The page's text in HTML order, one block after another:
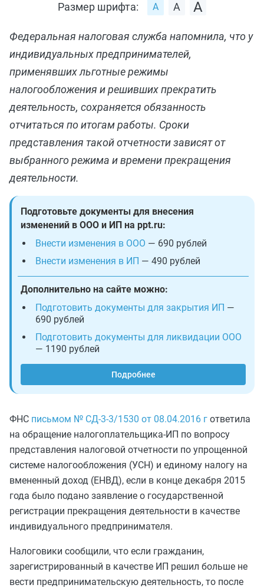
Размер шрифта:
Федеральная налоговая служба напомнила, что у
индивидуальных предпринимателей,
применявших льготные режимы
налогообложения и решивших прекратить
деятельность, сохраняется обязанность
отчитаться по итогам работы. Сроки
представления такой отчетности зависят от
выбранного режима и времени прекращения
деятельности.
Подготовьте документы для внесения
изменений в ООО и ИП на ppt.ru:
Внести изменения в ООО — 690 рублей
Внести изменения в ИП — 490 рублей
Дополнительно на сайте можно:
Подготовить документы для закрытия ИП —
690 рублей
Подготовить документы для ликвидации ООО
— 1190 рублей
Подробнее
ФНС письмом № СД-3-3/1530 от 08.04.2016 г ответила
на обращение налогоплательщика-ИП по вопросу
представления налоговой отчетности по упрощенной
системе налогообложения (УСН) и единому налогу на
вмененный доход (ЕНВД), если в конце декабря 2015
года было подано заявление о государственной
регистрации прекращения деятельности в качестве
индивидуального предпринимателя.
Налоговики сообщили, что если гражданин,
зарегистрированный в качестве ИП решил больше не
вести предпринимательскую деятельность, то после